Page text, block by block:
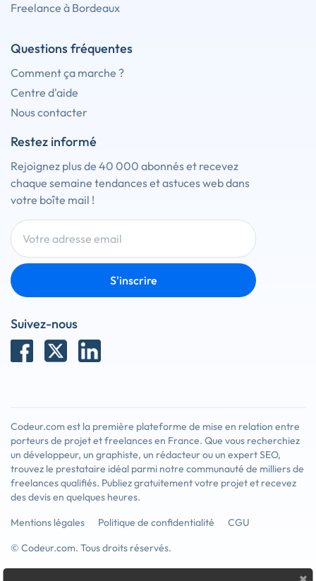
Freelance à Bordeaux
Questions fréquentes
Comment ça marche ?
Centre d'aide
Nous contacter
Restez informé
Rejoignez plus de 40 000 abonnés et recevez
chaque semaine tendances et astuces web dans
votre boîte mail !
S'inscrire
Suivez-nous
Codeur.com est la première plateforme de mise en relation entre
porteurs de projet et freelances en France. Que vous recherchiez
un développeur, un graphiste, un rédacteur ou un expert SEO,
trouvez le prestataire idéal parmi notre communauté de milliers de
freelances qualifiés. Publiez gratuitement votre projet et recevez
des devis en quelques heures.
Mentions légales
Politique de confidentialité
CGU
© Codeur.com. Tous droits réservés.